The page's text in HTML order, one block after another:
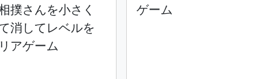
撲さんを小さく
消してレベルを
アゲーム
ゲーム